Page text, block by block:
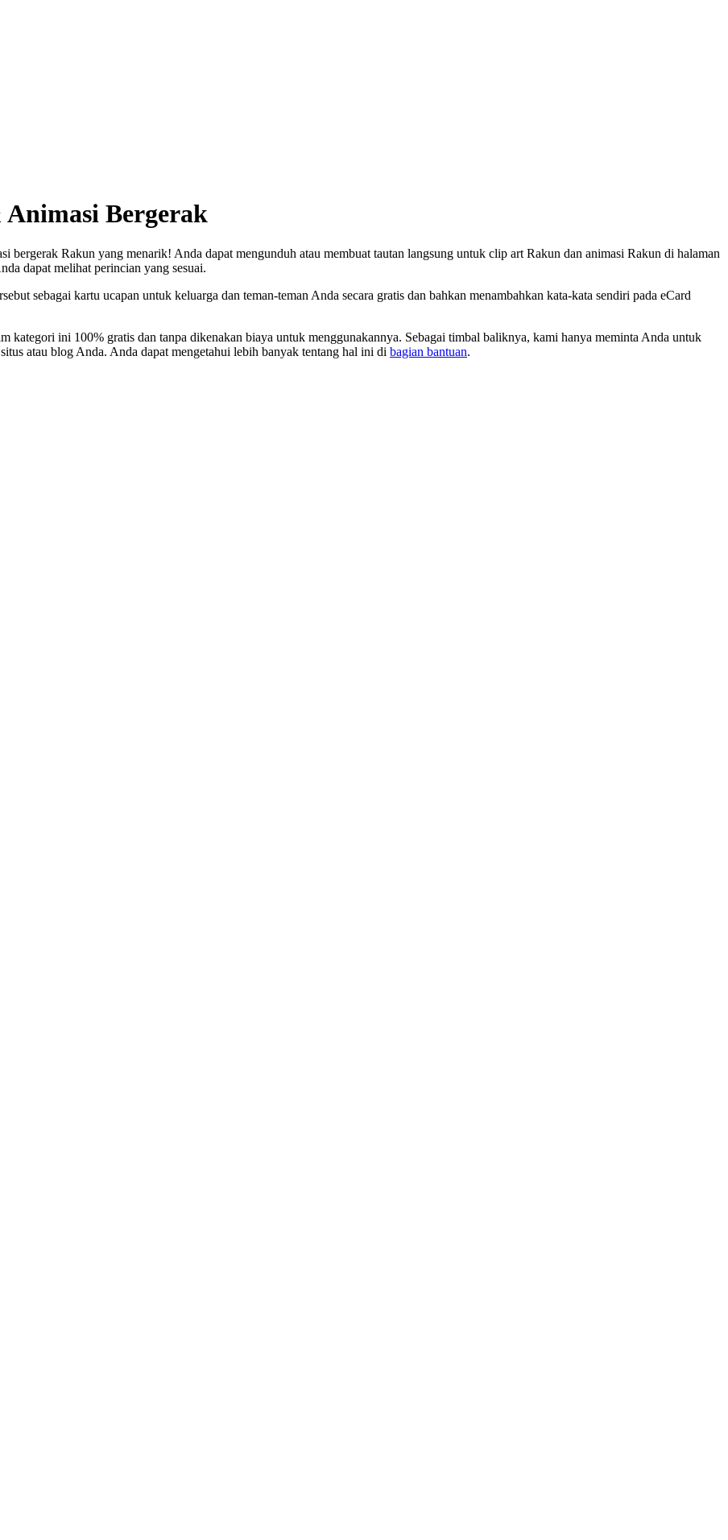
Bergerak
Rakun yang menarik! Anda dapat mengunduh atau membuat tautan langsung untuk clip art Rakun dan animasi Rakun di halaman
dapat melihat perincian yang sesuai.
sebagai kartu ucapan untuk keluarga dan teman-teman Anda secara gratis dan bahkan menambahkan kata-kata sendiri pada eCard
kategori ini 100% gratis dan tanpa dikenakan biaya untuk menggunakannya. Sebagai timbal baliknya, kami hanya meminta Anda untuk
atau blog Anda. Anda dapat mengetahui lebih banyak tentang hal ini di bagian bantuan.